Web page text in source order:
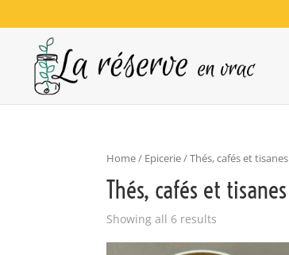
Home/ Epicerie/ Thés, cafés et tisanes
Thés, cafés et tisanes
Showing all 6 results